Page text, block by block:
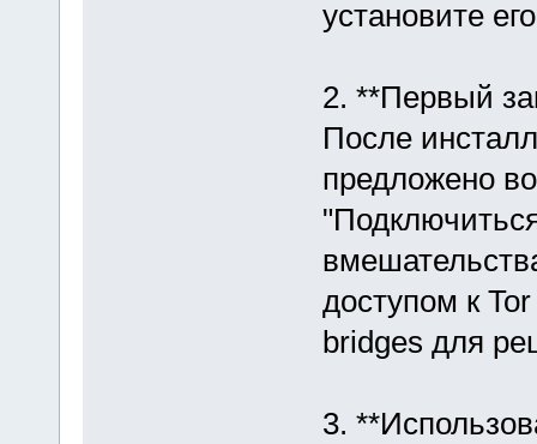
установите
2. **Первый
После
предложено
доступом к
bridges для
3.